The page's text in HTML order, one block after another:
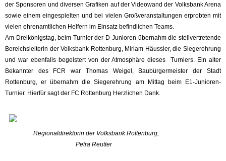
der Sponsoren und diversen Grafiken auf der Videowand der Volksbank Arena
sowie einem eingespielten und bei vielen Großveranstaltungen erprobten mit
vielen ehrenamtlichen Helfern im Einsatz befindlichen Teams.
Am Dreikönigstag, beim Turnier der D-Junioren übernahm die stellvertretende
Bereichsleiterin der Volksbank Rottenburg, Miriam Häussler, die Siegerehrung
und war ebenfalls begeistert von der Atmosphäre dieses Turniers. Ein alter
Bekannter des FCR war Thomas Weigel, Baubürgermeister der Stadt
Rottenburg, er übernahm die Siegerehrung am Mittag beim E1-Junioren-
Turnier. Hierfür sagt der FC Rottenburg Herzlichen Dank.
Regionaldirektorin der Volksbank Rottenburg,
Petra Reutter